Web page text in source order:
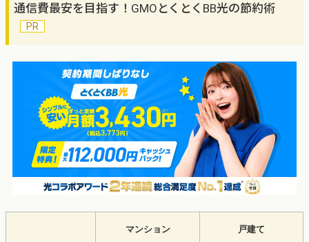
通信費最安を目指す！GMOとくとくBB光の節約術
マンション 戸建て